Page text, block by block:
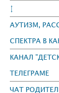
↕
АУТИЗМ,
СПЕКТРА В
КАНАЛ
ТЕЛЕГРАМЕ
ЧАТ